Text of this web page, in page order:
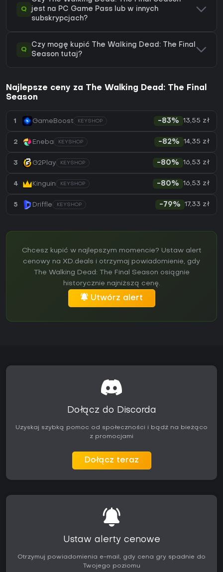
Q
jest na PC Game Pass lub w innych
subskrypcjach?
Q
Czy mogę kupić The Walking Dead: The Final
Season tutaj?
Najlepsze ceny za The Walking Dead: The Final
Season
1 GameBoost KEYSHOP -83% 13,55 zł
2 Eneba KEYSHOP -82% 14,35 zł
3 G2Play KEYSHOP -80% 16,53 zł
4 Kinguin KEYSHOP -80% 16,53 zł
5 Driffle KEYSHOP -79% 17,33 zł
Chcesz kupić w najlepszym momencie? Ustaw alert
cenowy na XD.deals i otrzymaj powiadomienie, gdy
The Walking Dead: The Final Season osiągnie
historycznie najniższą cenę.
Utwórz alert
Dołącz do Discorda
Uzyskaj szybką pomoc od społeczności i bądź na bieżąco
z promocjami
Dołącz teraz
Ustaw alerty cenowe
Otrzymuj powiadomienia e-mail, gdy cena gry spadnie do
Twojego poziomu